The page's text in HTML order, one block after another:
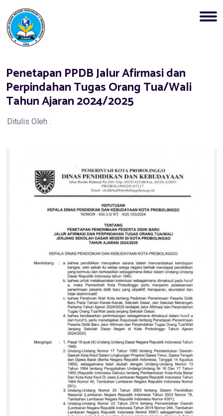
Penetapan PPDB Jalur Afirmasi dan
Perpindahan Tugas Orang Tua/Wali
Tahun Ajaran 2024/2025
Ditulis Oleh :